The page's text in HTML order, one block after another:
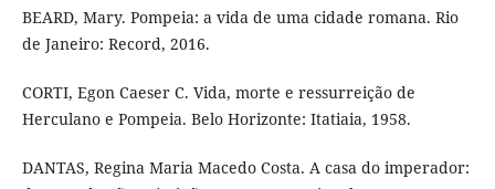
BEARD, Mary. Pompeia: a vida de uma cidade romana. Rio
de Janeiro: Record, 2016.
CORTI, Egon Caeser C. Vida, morte e ressurreição de
Herculano e Pompeia. Belo Horizonte: Itatiaia, 1958.
DANTAS, Regina Maria Macedo Costa. A casa do imperador: